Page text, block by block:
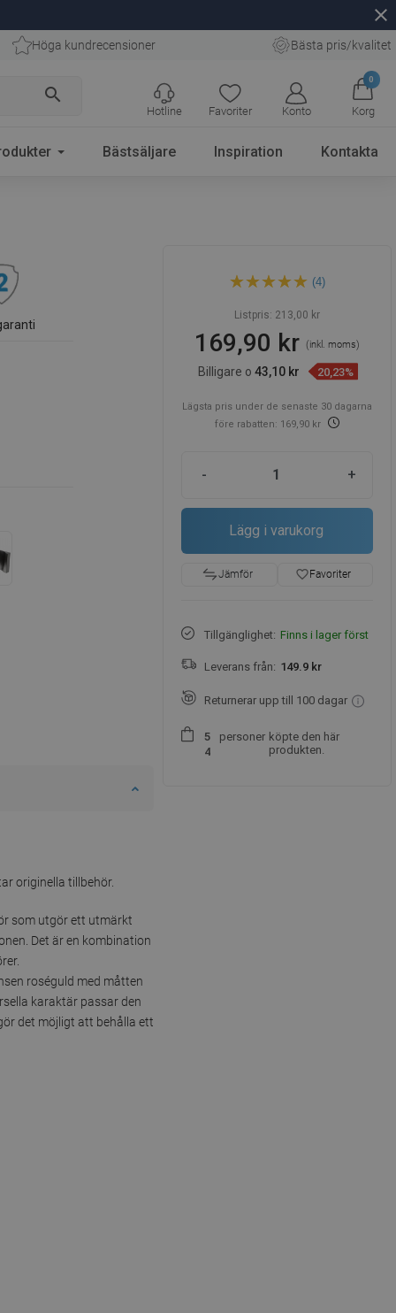
close
Höga kundrecensioner Bästa pris/kvalitet
search
Favoriter Konto
0
Korg
Hotline
Bästsäljare Inspiration Kontakta
originella tillbehör.
som utgör ett utmärkt
Det är en kombination
roséguld med måtten
karaktär passar den
det möjligt att behålla ett
Mexen Cube duschhållare,
roséguld - 79350-60
(4)
Listpris: 213,00 kr
169,90 kr(inkl. moms)
Billigare o 43,10 kr 20,23%
Lägsta pris under de senaste 30 dagarna
före rabatten: 169,90 kr
- +
Lägg i varukorg
Jämför favorite_borderFavoriter
Tillgänglighet: Finns i lager först
Leverans från: 149.9 kr
Returnerar upp till 100 dagar
5
4
personer köpte den här
produkten.